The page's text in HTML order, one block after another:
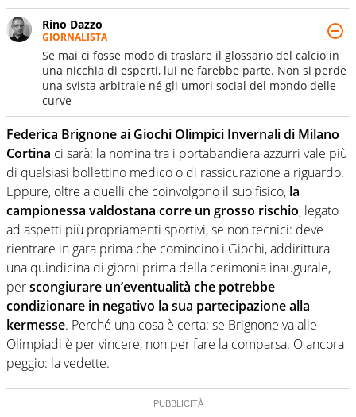
Rino Dazzo
GIORNALISTA
Se mai ci fosse modo di traslare il glossario del calcio in
una nicchia di esperti, lui ne farebbe parte. Non si perde
una svista arbitrale né gli umori social del mondo delle
curve
Federica Brignone ai Giochi Olimpici Invernali di Milano
Cortina ci sarà: la nomina tra i portabandiera azzurri vale più
di qualsiasi bollettino medico o di rassicurazione a riguardo.
Eppure, oltre a quelli che coinvolgono il suo fisico, la
campionessa valdostana corre un grosso rischio, legato
ad aspetti più propriamenti sportivi, se non tecnici: deve
rientrare in gara prima che comincino i Giochi, addirittura
una quindicina di giorni prima della cerimonia inaugurale,
perscongiurare un’eventualità che potrebbe
condizionare in negativo la sua partecipazione alla
kermesse. Perché una cosa è certa: se Brignone va alle
Olimpiadi è per vincere, non per fare la comparsa. O ancora
peggio: la vedette.